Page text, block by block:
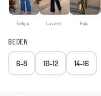
İndigo Lacivert Haki
BEDEN
6-8 10-12 14-16